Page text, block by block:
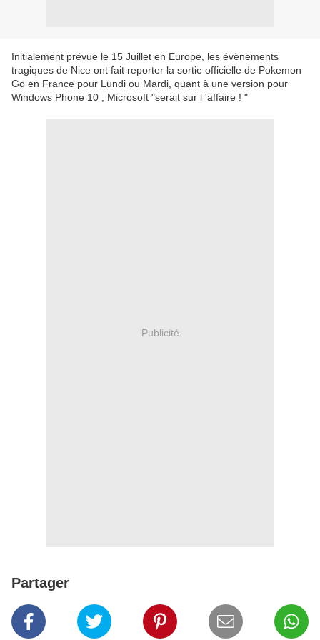
Initialement prévue le 15 Juillet en Europe, les évènements
tragiques de Nice ont fait reporter la sortie officielle de Pokemon
Go en France pour Lundi ou Mardi, quant à une version pour
Windows Phone 10 , Microsoft "serait sur l 'affaire ! "
Publicité
Partager